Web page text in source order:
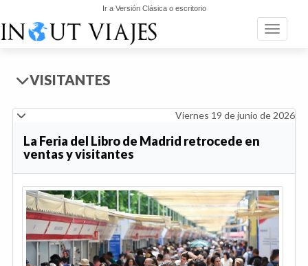
Ir a Versión Clásica o escritorio
Toggle
VISITANTES
Viernes 19 de junio de 2026
La Feria del Libro de Madrid retrocede en
ventas y visitantes